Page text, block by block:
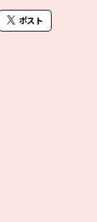
ポスト